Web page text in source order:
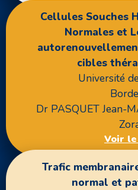
Cellules Souches
Normales et
cibles
Université
Dr PASQUET Jean-
Voir
Trafic
normal et